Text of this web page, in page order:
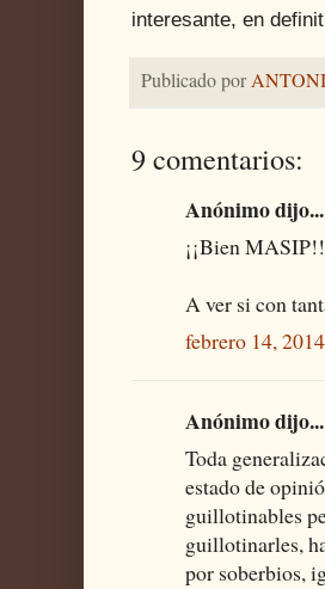
interesante, en
Publicado por
9 comentarios:
Anónimo dijo...
¡¡Bien MASIP!!
A ver si con
febrero 14, 2014
Anónimo dijo...
Toda
estado de
guillotinables
guillotinarles,
por soberbios,